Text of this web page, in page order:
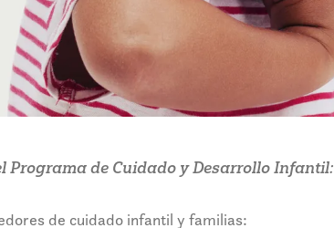
Programa de Cuidado y Desarrollo Infantil:
de cuidado infantil y familias: